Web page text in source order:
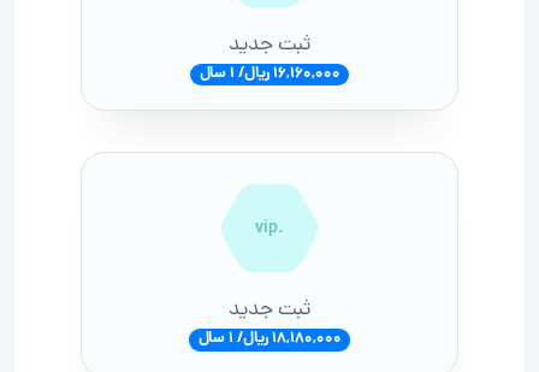
ثبت جدید
16,160,000 ریال/ 1 سال
.vip
ثبت جدید
18,180,000 ریال/ 1 سال